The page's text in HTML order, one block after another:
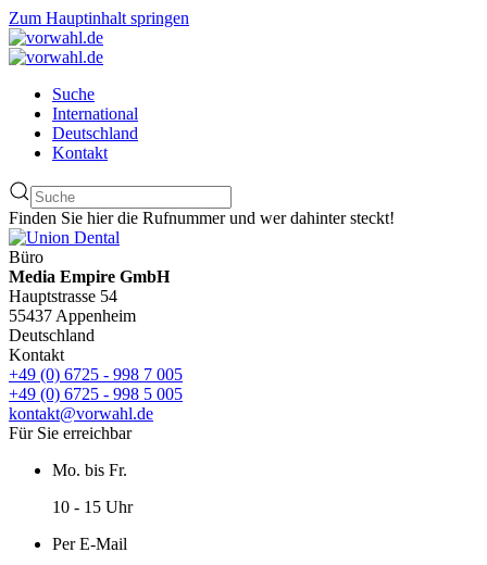
Zum Hauptinhalt springen
Suche
International
Deutschland
Kontakt
Finden Sie hier die Rufnummer und wer dahinter steckt!
Büro
Media Empire GmbH
Hauptstrasse 54
55437 Appenheim
Deutschland
Kontakt
+49 (0) 6725 - 998 7 005
+49 (0) 6725 - 998 5 005
kontakt@vorwahl.de
Für Sie erreichbar
Mo. bis Fr.
10 - 15 Uhr
Per E-Mail